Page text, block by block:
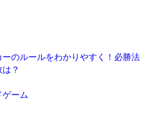
ーのルールをわかりやすく！必勝法
？
ゲーム